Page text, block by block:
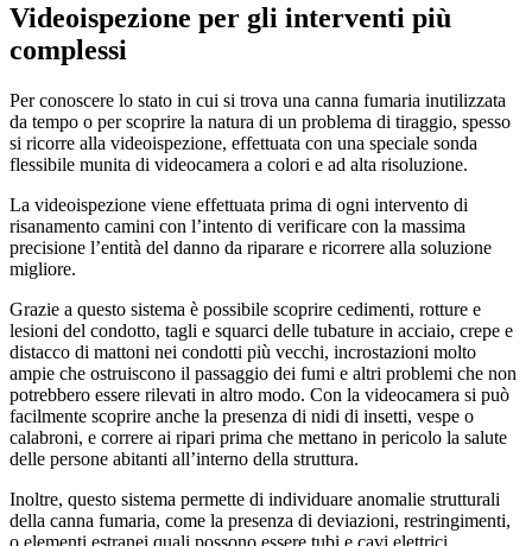
Videoispezione per gli interventi più
complessi
Per conoscere lo stato in cui si trova una canna fumaria inutilizzata
da tempo o per scoprire la natura di un problema di tiraggio, spesso
si ricorre alla videoispezione, effettuata con una speciale sonda
flessibile munita di videocamera a colori e ad alta risoluzione.
La videoispezione viene effettuata prima di ogni intervento di
risanamento camini con l’intento di verificare con la massima
precisione l’entità del danno da riparare e ricorrere alla soluzione
migliore.
Grazie a questo sistema è possibile scoprire cedimenti, rotture e
lesioni del condotto, tagli e squarci delle tubature in acciaio, crepe e
distacco di mattoni nei condotti più vecchi, incrostazioni molto
ampie che ostruiscono il passaggio dei fumi e altri problemi che non
potrebbero essere rilevati in altro modo. Con la videocamera si può
facilmente scoprire anche la presenza di nidi di insetti, vespe o
calabroni, e correre ai ripari prima che mettano in pericolo la salute
delle persone abitanti all’interno della struttura.
Inoltre, questo sistema permette di individuare anomalie strutturali
della canna fumaria, come la presenza di deviazioni, restringimenti,
o elementi estranei quali possono essere tubi e cavi elettrici.